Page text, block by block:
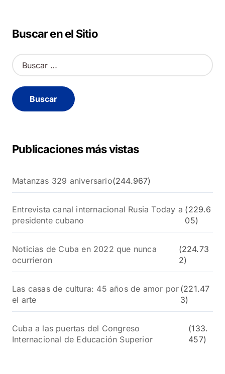
Buscar en el Sitio
B
u
c
a
Publicaciones más vistas
Matanzas 329 aniversario(244.967)
Entrevista canal internacional Rusia Today a
presidente cubano
(229.6
05)
Noticias de Cuba en 2022 que nunca
ocurrieron
(224.73
2)
Las casas de cultura: 45 años de amor por
el arte
(221.47
3)
Cuba a las puertas del Congreso
Internacional de Educación Superior
(133.
457)